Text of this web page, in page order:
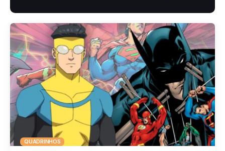
QUADRINHOS